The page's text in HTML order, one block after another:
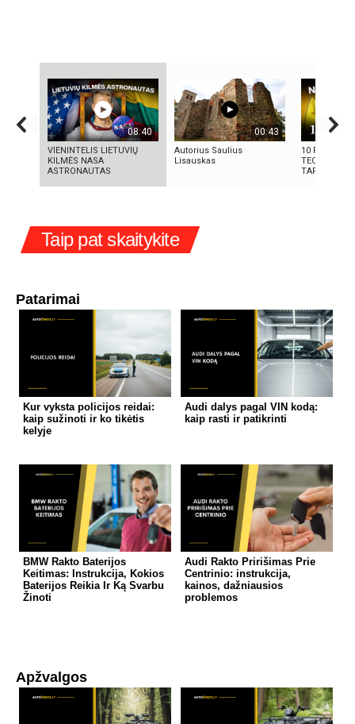
08:40
VIENINTELIS LIETUVIŲ
KILMĖS NASA
ASTRONAUTAS
00:43
Autorius Saulius
Lisauskas
10
TAPO
Taip pat skaitykite
Patarimai
Kur vyksta policijos reidai:
kaip sužinoti ir ko tikėtis
kelyje
Audi dalys pagal VIN kodą:
kaip rasti ir patikrinti
BMW Rakto Baterijos
Keitimas: Instrukcija, Kokios
Baterijos Reikia Ir Ką Svarbu
Žinoti
Audi Rakto Pririšimas Prie
Centrinio: instrukcija,
kainos, dažniausios
problemos
Apžvalgos